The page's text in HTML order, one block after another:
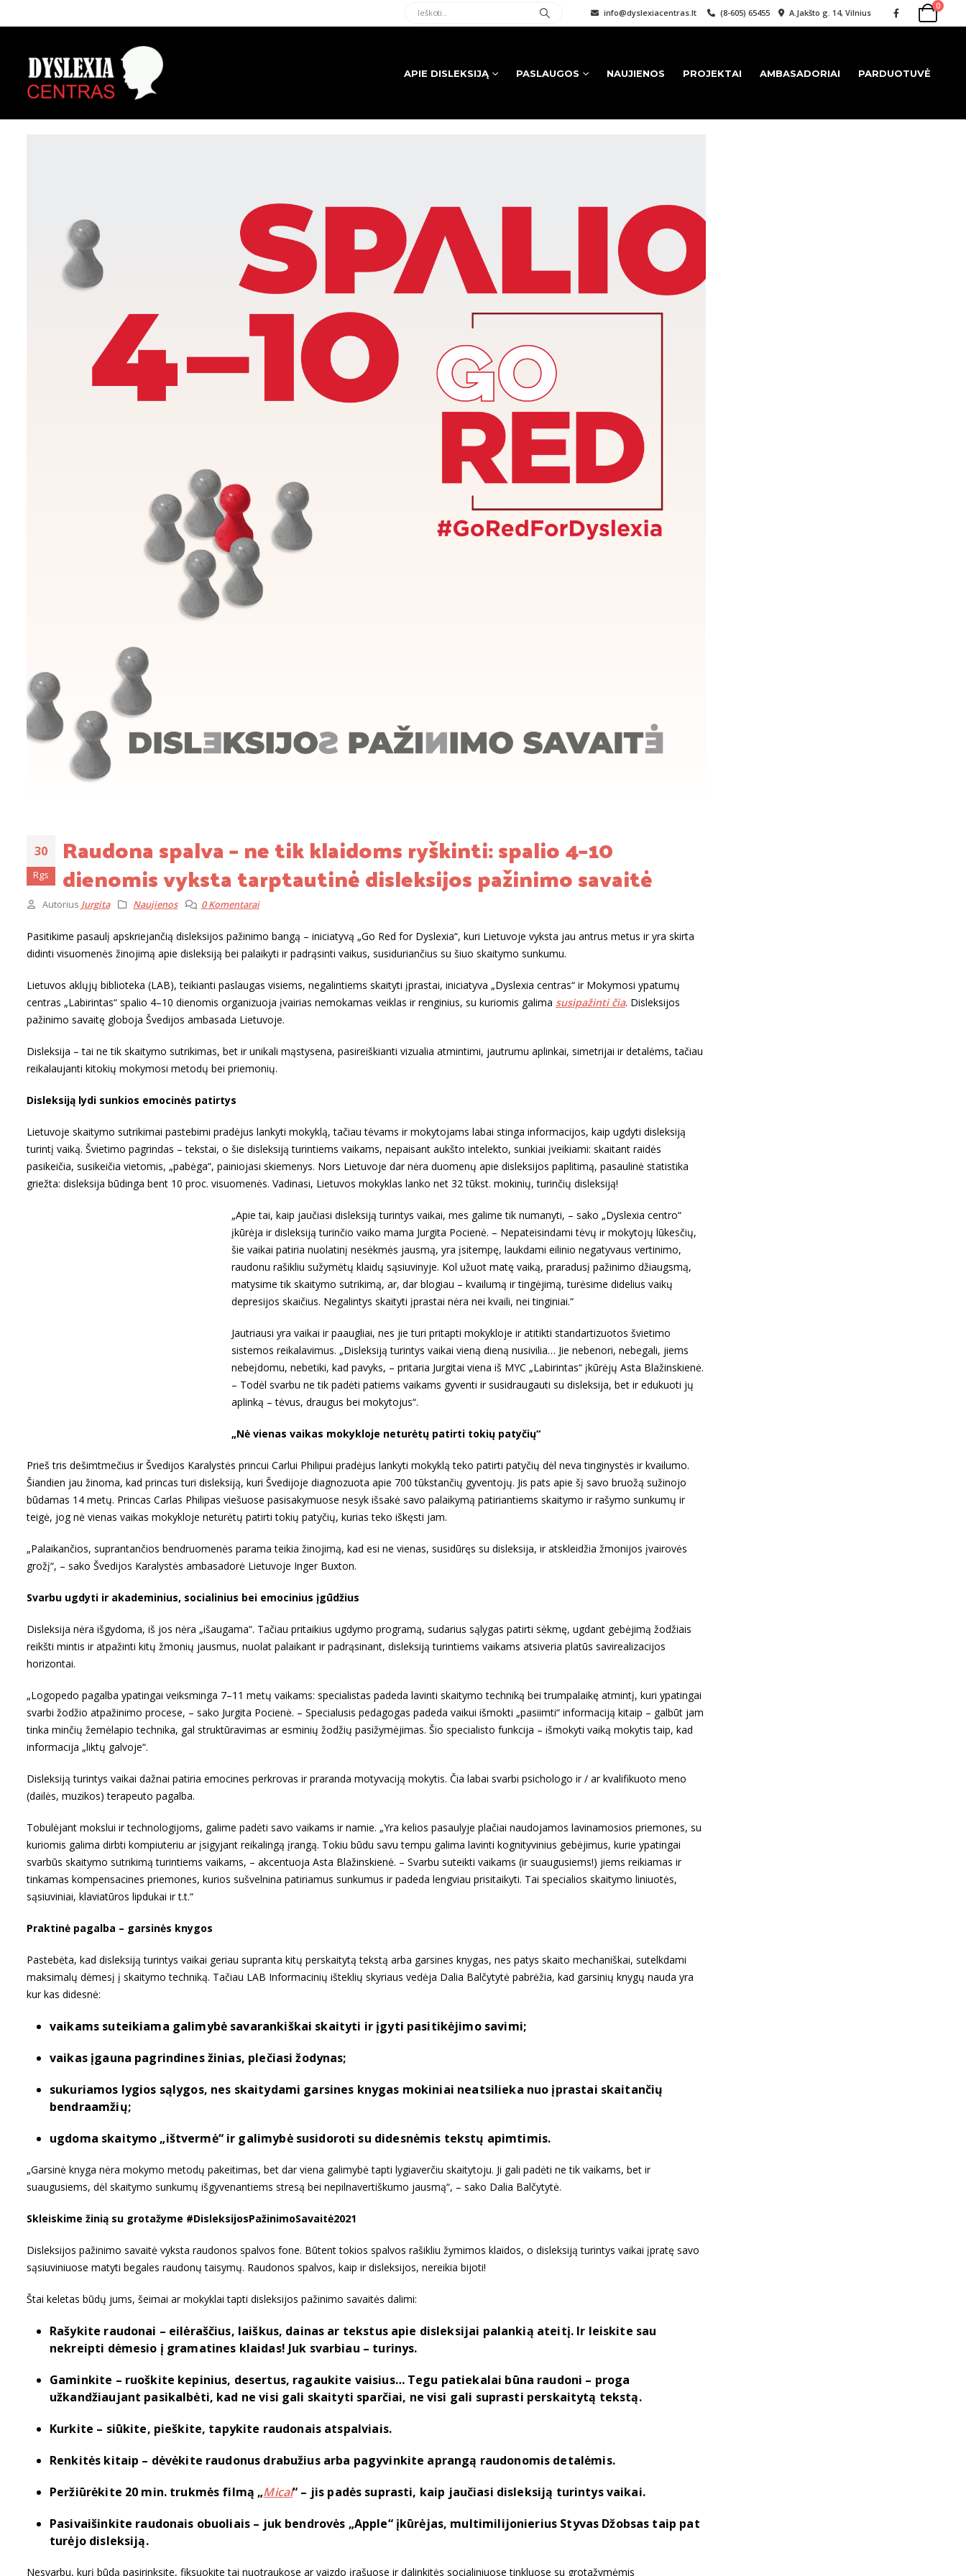
info@dyslexiacentras.lt (8-605) 65455 A.Jakšto g. 14, Vilnius
0
APIE DISLEKSIJĄ PASLAUGOS NAUJIENOS PROJEKTAI AMBASADORIAI PARDUOTUVĖ
30
Rgs
Raudona spalva – ne tik klaidoms ryškinti: spalio 4–10
dienomis vyksta tarptautinė disleksijos pažinimo savaitė
Autorius Jurgita Naujienos 0 Komentarai
Pasitikime pasaulį apskriejančią disleksijos pažinimo bangą – iniciatyvą „Go Red for Dyslexia“, kuri Lietuvoje vyksta jau antrus metus ir yra skirta
didinti visuomenės žinojimą apie disleksiją bei palaikyti ir padrąsinti vaikus, susiduriančius su šiuo skaitymo sunkumu.
Lietuvos aklųjų biblioteka (LAB), teikianti paslaugas visiems, negalintiems skaityti įprastai, iniciatyva „Dyslexia centras“ ir Mokymosi ypatumų
centras „Labirintas“ spalio 4–10 dienomis organizuoja įvairias nemokamas veiklas ir renginius, su kuriomis galima susipažinti čia. Disleksijos
pažinimo savaitę globoja Švedijos ambasada Lietuvoje.
Disleksija – tai ne tik skaitymo sutrikimas, bet ir unikali mąstysena, pasireiškianti vizualia atmintimi, jautrumu aplinkai, simetrijai ir detalėms, tačiau
reikalaujanti kitokių mokymosi metodų bei priemonių.
Disleksiją lydi sunkios emocinės patirtys
Lietuvoje skaitymo sutrikimai pastebimi pradėjus lankyti mokyklą, tačiau tėvams ir mokytojams labai stinga informacijos, kaip ugdyti disleksiją
turintį vaiką. Švietimo pagrindas – tekstai, o šie disleksiją turintiems vaikams, nepaisant aukšto intelekto, sunkiai įveikiami: skaitant raidės
pasikeičia, susikeičia vietomis, „pabėga“, painiojasi skiemenys. Nors Lietuvoje dar nėra duomenų apie disleksijos paplitimą, pasaulinė statistika
griežta: disleksija būdinga bent 10 proc. visuomenės. Vadinasi, Lietuvos mokyklas lanko net 32 tūkst. mokinių, turinčių disleksiją!
„Apie tai, kaip jaučiasi disleksiją turintys vaikai, mes galime tik numanyti, – sako „Dyslexia centro“
įkūrėja ir disleksiją turinčio vaiko mama Jurgita Pocienė. – Nepateisindami tėvų ir mokytojų lūkesčių,
šie vaikai patiria nuolatinį nesėkmės jausmą, yra įsitempę, laukdami eilinio negatyvaus vertinimo,
raudonu rašikliu sužymėtų klaidų sąsiuvinyje. Kol užuot matę vaiką, praradusį pažinimo džiaugsmą,
matysime tik skaitymo sutrikimą, ar, dar blogiau – kvailumą ir tingėjimą, turėsime didelius vaikų
depresijos skaičius. Negalintys skaityti įprastai nėra nei kvaili, nei tinginiai.“
Jautriausi yra vaikai ir paaugliai, nes jie turi pritapti mokykloje ir atitikti standartizuotos švietimo
sistemos reikalavimus. „Disleksiją turintys vaikai vieną dieną nusivilia… Jie nebenori, nebegali, jiems
nebeįdomu, nebetiki, kad pavyks, – pritaria Jurgitai viena iš MYC „Labirintas“ įkūrėjų Asta Blažinskienė.
– Todėl svarbu ne tik padėti patiems vaikams gyventi ir susidraugauti su disleksija, bet ir edukuoti jų
aplinką – tėvus, draugus bei mokytojus“.
„Nė vienas vaikas mokykloje neturėtų patirti tokių patyčių“
Prieš tris dešimtmečius ir Švedijos Karalystės princui Carlui Philipui pradėjus lankyti mokyklą teko patirti patyčių dėl neva tinginystės ir kvailumo.
Šiandien jau žinoma, kad princas turi disleksiją, kuri Švedijoje diagnozuota apie 700 tūkstančių gyventojų. Jis pats apie šį savo bruožą sužinojo
būdamas 14 metų. Princas Carlas Philipas viešuose pasisakymuose nesyk išsakė savo palaikymą patiriantiems skaitymo ir rašymo sunkumų ir
teigė, jog nė vienas vaikas mokykloje neturėtų patirti tokių patyčių, kurias teko iškęsti jam.
„Palaikančios, suprantančios bendruomenės parama teikia žinojimą, kad esi ne vienas, susidūręs su disleksija, ir atskleidžia žmonijos įvairovės
grožį“, – sako Švedijos Karalystės ambasadorė Lietuvoje Inger Buxton.
Svarbu ugdyti ir akademinius, socialinius bei emocinius įgūdžius
Disleksija nėra išgydoma, iš jos nėra „išaugama“. Tačiau pritaikius ugdymo programą, sudarius sąlygas patirti sėkmę, ugdant gebėjimą žodžiais
reikšti mintis ir atpažinti kitų žmonių jausmus, nuolat palaikant ir padrąsinant, disleksiją turintiems vaikams atsiveria platūs savirealizacijos
horizontai.
„Logopedo pagalba ypatingai veiksminga 7–11 metų vaikams: specialistas padeda lavinti skaitymo techniką bei trumpalaikę atmintį, kuri ypatingai
svarbi žodžio atpažinimo procese, – sako Jurgita Pocienė. – Specialusis pedagogas padeda vaikui išmokti „pasiimti“ informaciją kitaip – galbūt jam
tinka minčių žemėlapio technika, gal struktūravimas ar esminių žodžių pasižymėjimas. Šio specialisto funkcija – išmokyti vaiką mokytis taip, kad
informacija „liktų galvoje“.
Disleksiją turintys vaikai dažnai patiria emocines perkrovas ir praranda motyvaciją mokytis. Čia labai svarbi psichologo ir / ar kvalifikuoto meno
(dailės, muzikos) terapeuto pagalba.
Tobulėjant mokslui ir technologijoms, galime padėti savo vaikams ir namie. „Yra kelios pasaulyje plačiai naudojamos lavinamosios priemones, su
kuriomis galima dirbti kompiuteriu ar įsigyjant reikalingą įrangą. Tokiu būdu savu tempu galima lavinti kognityvinius gebėjimus, kurie ypatingai
svarbūs skaitymo sutrikimą turintiems vaikams, – akcentuoja Asta Blažinskienė. – Svarbu suteikti vaikams (ir suaugusiems!) jiems reikiamas ir
tinkamas kompensacines priemones, kurios sušvelnina patiriamus sunkumus ir padeda lengviau prisitaikyti. Tai specialios skaitymo liniuotės,
sąsiuviniai, klaviatūros lipdukai ir t.t.“
Praktinė pagalba – garsinės knygos
Pastebėta, kad disleksiją turintys vaikai geriau supranta kitų perskaitytą tekstą arba garsines knygas, nes patys skaito mechaniškai, sutelkdami
maksimalų dėmesį į skaitymo techniką. Tačiau LAB Informacinių išteklių skyriaus vedėja Dalia Balčytytė pabrėžia, kad garsinių knygų nauda yra
kur kas didesnė:
vaikams suteikiama galimybė savarankiškai skaityti ir įgyti pasitikėjimo savimi;
vaikas įgauna pagrindines žinias, plečiasi žodynas;
sukuriamos lygios sąlygos, nes skaitydami garsines knygas mokiniai neatsilieka nuo įprastai skaitančių
bendraamžių;
ugdoma skaitymo „ištvermė“ ir galimybė susidoroti su didesnėmis tekstų apimtimis.
„Garsinė knyga nėra mokymo metodų pakeitimas, bet dar viena galimybė tapti lygiaverčiu skaitytoju. Ji gali padėti ne tik vaikams, bet ir
suaugusiems, dėl skaitymo sunkumų išgyvenantiems stresą bei nepilnavertiškumo jausmą“, – sako Dalia Balčytytė.
Skleiskime žinią su grotažyme #DisleksijosPažinimoSavaitė2021
Disleksijos pažinimo savaitė vyksta raudonos spalvos fone. Būtent tokios spalvos rašikliu žymimos klaidos, o disleksiją turintys vaikai įpratę savo
sąsiuviniuose matyti begales raudonų taisymų. Raudonos spalvos, kaip ir disleksijos, nereikia bijoti!
Štai keletas būdų jums, šeimai ar mokyklai tapti disleksijos pažinimo savaitės dalimi:
Rašykite raudonai – eilėraščius, laiškus, dainas ar tekstus apie disleksijai palankią ateitį. Ir leiskite sau
nekreipti dėmesio į gramatines klaidas! Juk svarbiau – turinys.
Gaminkite – ruoškite kepinius, desertus, ragaukite vaisius… Tegu patiekalai būna raudoni – proga
užkandžiaujant pasikalbėti, kad ne visi gali skaityti sparčiai, ne visi gali suprasti perskaitytą tekstą.
Kurkite – siūkite, pieškite, tapykite raudonais atspalviais.
Renkitės kitaip – dėvėkite raudonus drabužius arba pagyvinkite aprangą raudonomis detalėmis.
Peržiūrėkite 20 min. trukmės filmą „Mical“ – jis padės suprasti, kaip jaučiasi disleksiją turintys vaikai.
Pasivaišinkite raudonais obuoliais – juk bendrovės „Apple“ įkūrėjas, multimilijonierius Styvas Džobsas taip pat
turėjo disleksiją.
Nesvarbu, kurį būdą pasirinksite, fiksuokite tai nuotraukose ar vaizdo įrašuose ir dalinkitės socialiniuose tinkluose su grotažymėmis